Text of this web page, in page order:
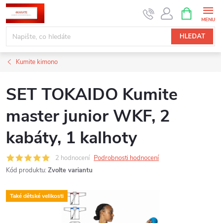
Přejít
na
obsah
HLEDAT
NÁKUPNÍ
KOŠÍK
Kumite kimono
SET TOKAIDO Kumite
master junior WKF, 2
kabáty, 1 kalhoty
2 hodnocení Podrobnosti hodnocení
Kód produktu: Zvolte variantu
Také dětské velikosti